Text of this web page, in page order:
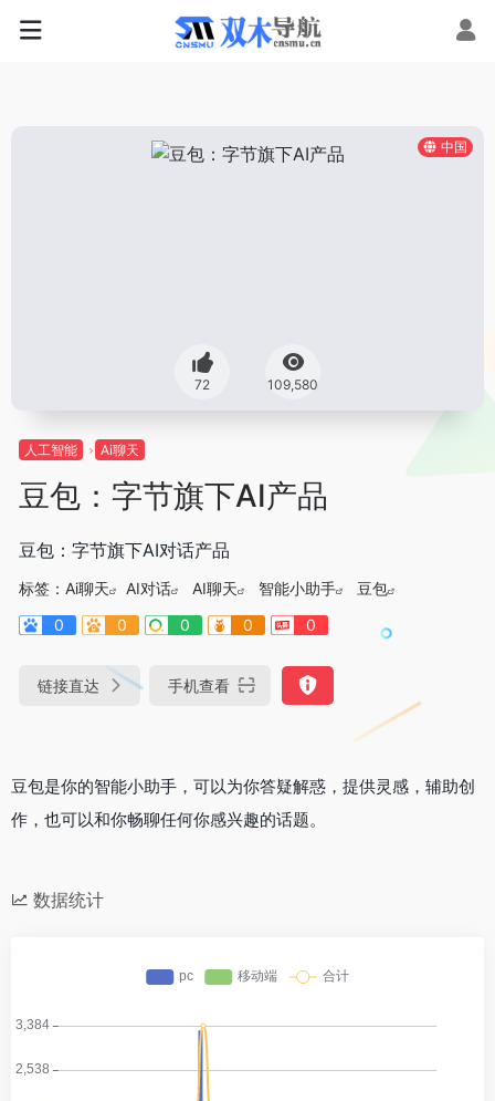
中国
72 109,580
人工智能 Ai聊天
豆包：字节旗下AI产品
豆包：字节旗下AI对话产品
标签： Ai聊天 AI对话 AI聊天 智能小助手
豆包
0
0 0 0 0
链接直达 手机查看
豆包是你的智能小助手，可以为你答疑解惑，提供灵感，辅助创
作，也可以和你畅聊任何你感兴趣的话题。
数据统计